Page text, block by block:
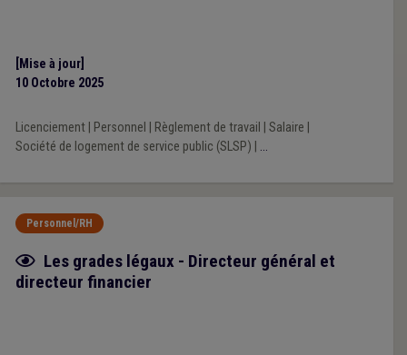
[Mise à jour]
10 Octobre 2025
Licenciement| Personnel Règlement de travail Salaire
Société de logement de service public (SLSP)
...
Personnel/RH
Fiche focus
Les grades légaux - Directeur général et
directeur financier